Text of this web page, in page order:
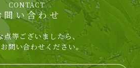
CONTACT
問い合わせ
点等ございましたら、
問い合わせください。